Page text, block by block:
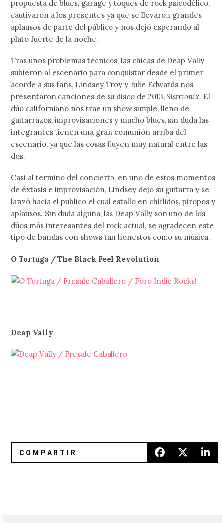
propuesta de blues, garage y toques de rock psicodélico,
cautivaron a los presentes ya que se llevaron grandes
aplausos de parte del público y nos dejó esperando al
plato fuerte de la noche.
Tras unos problemas técnicos, las chicas de Deap Vally
subieron al escenario para conquistar desde el primer
acorde a sus fans, Lindsey Troy y Julie Edwards nos
presentaron canciones de su disco de 2013,Sistrionix. El
dúo californiano nos trae un show simple, lleno de
guitarrazos, improvisaciones y mucho blues, sin duda las
integrantes tienen una gran comunión arriba del
escenario, ya que las cosas fluyen muy natural entre las
dos.
Casi al termino del concierto, en uno de estos momentos
de éxtasis e improvisación, Lindsey dejo su guitarra y se
lanzó hacia el publico el cual estallo en chiflidos, piropos y
aplausos. Sin duda alguna, las Deap Vally son uno de los
dúos más interesantes del rock actual, se agradecen este
tipo de bandas con shows tan honestos como su música.
O Tortuga / The Black Feel Revolution
Deap Vally